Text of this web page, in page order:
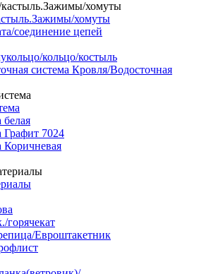
хомуты
соединение цепей
кольцо/костыль
Кровля/Водосточная
белая
Графит 7024
Коричневая
горячекат
Евроштакетник